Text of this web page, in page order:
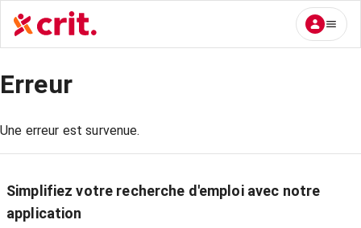
Erreur
Une erreur est survenue.
Simplifiez votre recherche d'emploi avec notre
application